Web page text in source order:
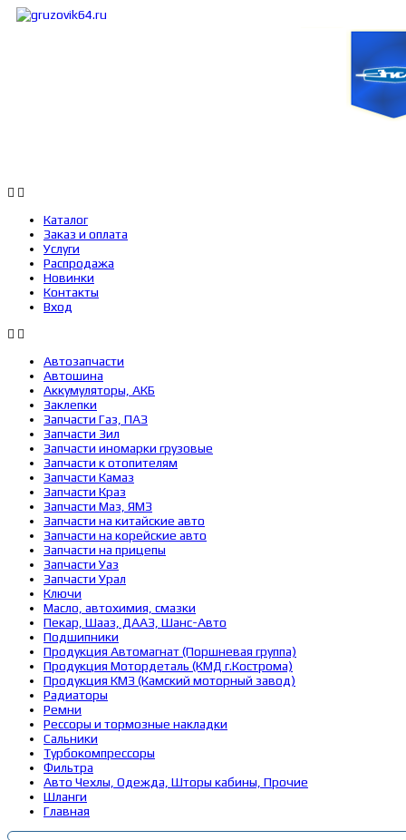
Каталог
Заказ и оплата
Услуги
Распродажа
Новинки
Контакты
Вход
Автозапчасти
Автошина
Аккумуляторы, АКБ
Заклепки
Запчасти Газ, ПАЗ
Запчасти Зил
Запчасти иномарки грузовые
Запчасти к отопителям
Запчасти Камаз
Запчасти Краз
Запчасти Маз, ЯМЗ
Запчасти на китайские авто
Запчасти на корейские авто
Запчасти на прицепы
Запчасти Уаз
Запчасти Урал
Ключи
Масло, автохимия, смазки
Пекар, Шааз, ДААЗ, Шанс-Авто
Подшипники
Продукция Автомагнат (Поршневая группа)
Продукция Мотордеталь (КМД г.Кострома)
Продукция КМЗ (Камский моторный завод)
Радиаторы
Ремни
Рессоры и тормозные накладки
Сальники
Турбокомпрессоры
Фильтра
Авто Чехлы, Одежда, Шторы кабины, Прочие
Шланги
Главная